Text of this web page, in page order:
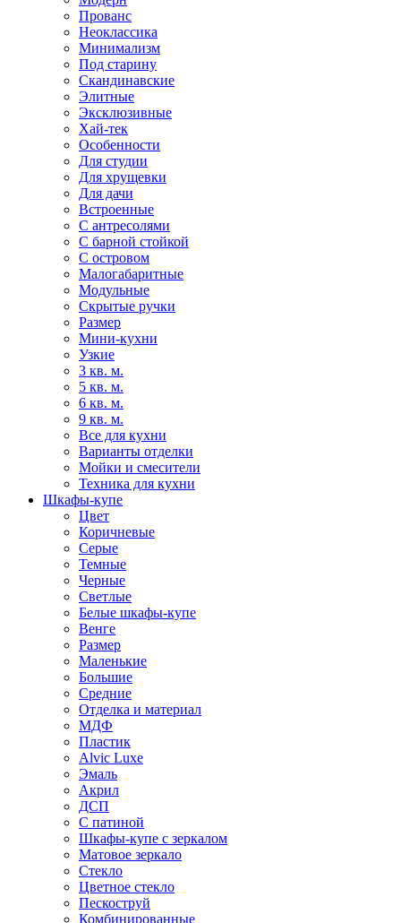
Прованс
Неоклассика
Минимализм
Под старину
Скандинавские
Элитные
Эксклюзивные
Хай-тек
Особенности
Для студии
Для хрущевки
Для дачи
Встроенные
С антресолями
С барной стойкой
С островом
Малогабаритные
Модульные
Скрытые ручки
Размер
Мини-кухни
Узкие
3 кв. м.
5 кв. м.
6 кв. м.
9 кв. м.
Все для кухни
Варианты отделки
Мойки и смесители
Техника для кухни
Шкафы-купе
Цвет
Коричневые
Серые
Темные
Черные
Светлые
Белые шкафы-купе
Венге
Размер
Маленькие
Большие
Средние
Отделка и материал
МДФ
Пластик
Alvic Luxe
Эмаль
Акрил
ДСП
С патиной
Шкафы-купе с зеркалом
Матовое зеркало
Стекло
Цветное стекло
Пескоструй
Комбинированные